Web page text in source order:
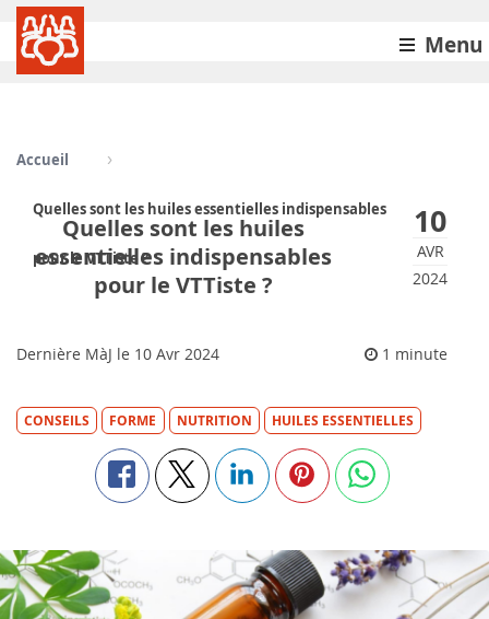
Menu
Accueil
Quelles sont les huiles essentielles indispensables
pour le VTTiste ?
10
AVR
2024
Quelles sont les huiles
essentielles indispensables
pour le VTTiste ?
1 minute
Dernière MàJ le 10 Avr 2024
CONSEILS FORME NUTRITION HUILES ESSENTIELLES